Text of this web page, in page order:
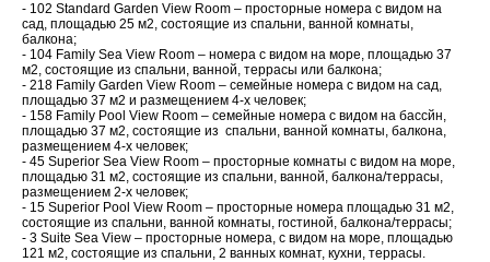
- 102 Standard Garden View Room – просторные номера с видом на
сад, площадью 25 м2, состоящие из спальни, ванной комнаты,
балкона;
- 104 Family Sea View Room – номера с видом на море, площадью 37
м2, состоящие из спальни, ванной, террасы или балкона;
- 218 Family Garden View Room – семейные номера с видом на сад,
площадью 37 м2 и размещением 4-х человек;
- 158 Family Pool View Room – семейные номера с видом на бассйн,
площадью 37 м2, состоящие из спальни, ванной комнаты, балкона,
размещением 4-х человек;
- 45 Superior Sea View Room – просторные комнаты с видом на море,
площадью 31 м2, состоящие из спальни, ванной, балкона/террасы,
размещением 2-х человек;
- 15 Superior Pool View Room – просторные номера площадью 31 м2,
состоящие из спальни, ванной комнаты, гостиной, балкона/террасы;
- 3 Suite Sea View – просторные номера, с видом на море, площадью
121 м2, состоящие из спальни, 2 ванных комнат, кухни, террасы.